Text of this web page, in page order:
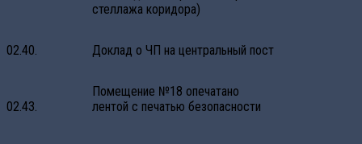
стеллажа коридора)
02.40. Доклад о ЧП на центральный пост
02.43.
Помещение №18 опечатано
лентой с печатью безопасности